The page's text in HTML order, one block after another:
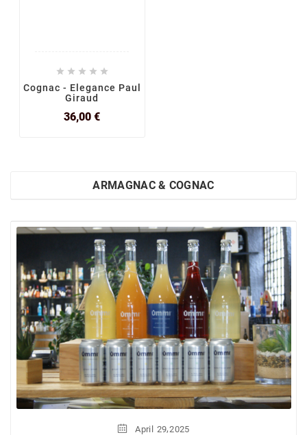
    
Cognac - Elegance Paul
Giraud
36,00 €Prix
ARMAGNAC & COGNAC
April 29,2025